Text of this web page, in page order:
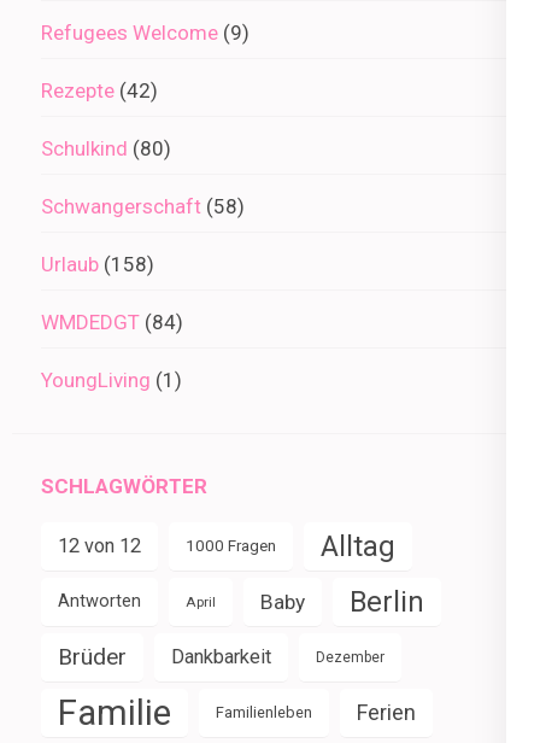
Refugees Welcome (9)
Rezepte (42)
Schulkind (80)
Schwangerschaft (58)
Urlaub (158)
WMDEDGT (84)
YoungLiving (1)
SCHLAGWÖRTER
12 von 12 1000 Fragen Alltag
Antworten April Baby Berlin
Brüder Dankbarkeit Dezember
Familie Familienleben Ferien